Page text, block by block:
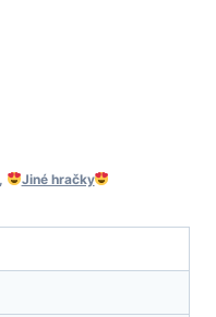
Jiné hračky